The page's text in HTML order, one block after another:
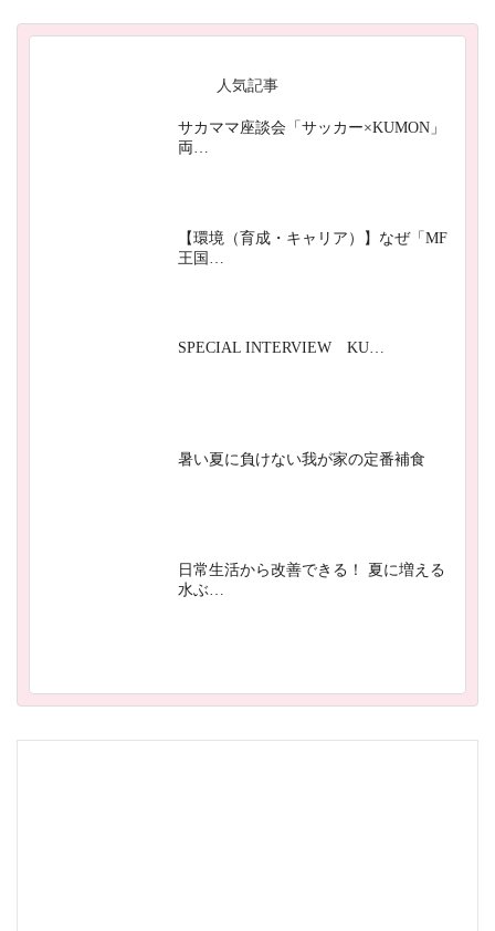
人気記事
サカママ座談会「サッカー×KUMON」
両…
【環境（育成・キャリア）】なぜ「MF
王国…
SPECIAL INTERVIEW KU…
暑い夏に負けない我が家の定番補食
日常生活から改善できる！ 夏に増える
水ぶ…